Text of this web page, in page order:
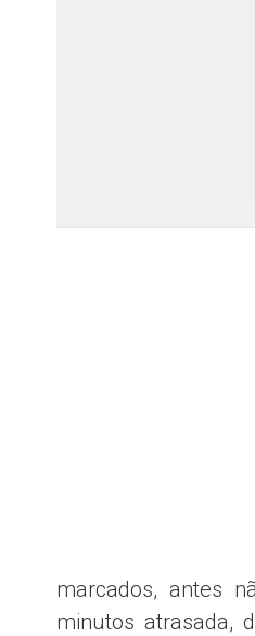
marcados, antes
minutos atrasada,